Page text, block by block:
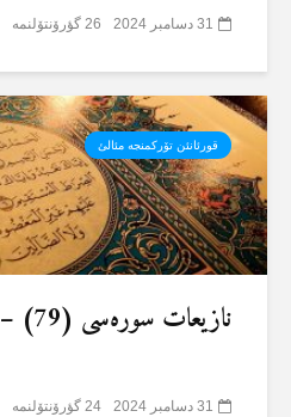
31 دسامبر 2024 26 گؤرۆنتۆلنمە
قورئانئن تۆرکمنجە مئالئ
نازیعات سورەسی (79) – 1
31 دسامبر 2024 24 گؤرۆنتۆلنمە